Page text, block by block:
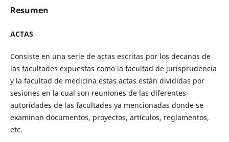
Resumen
ACTAS
Consiste en una serie de actas escritas por los decanos de
las facultades expuestas como la facultad de jurisprudencia
y la facultad de medicina estas actas están divididas por
sesiones en la cual son reuniones de las diferentes
autoridades de las facultades ya mencionadas donde se
examinan documentos, proyectos, artículos, reglamentos,
etc.